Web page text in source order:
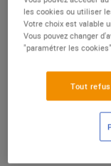
les cookies ou utiliser
Votre choix est valable
Vous pouvez changer
"paramétrer les
Tout